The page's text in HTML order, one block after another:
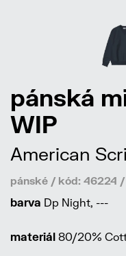
pánská
WIP
American
pánské / kód: 46224
barva Dp Night, ---
materiál 80/20%